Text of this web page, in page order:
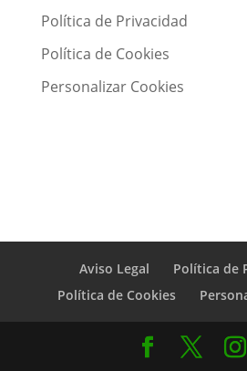
Política de Privacidad
Política de Cookies
Personalizar Cookies
Aviso Legal
Política de
Política de Cookies